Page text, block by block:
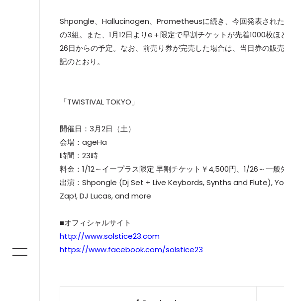
Shpongle、Hallucinogen、Prometheusに続き、今回発表され
の3組。また、1月12日よりe＋限定で早割チケットが先着1000枚
26日からの予定。なお、前売り券が完売した場合は、当日券の販
記のとおり。
「TWISTIVAL TOKYO」
開催日：3月2日（土）
会場：ageHa
時間：23時
料金：1/12～イープラス限定 早割チケット￥4,500円、1/26～一
出演：Shpongle (Dj Set + Live Keybords, Synths and Flute),
Zap!, DJ Lucas, and more
■オフィシャルサイト
http://www.solstice23.com
https://www.facebook.com/solstice23